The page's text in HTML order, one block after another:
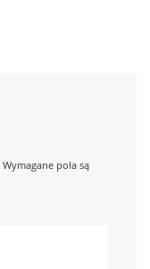
Wymagane pola są